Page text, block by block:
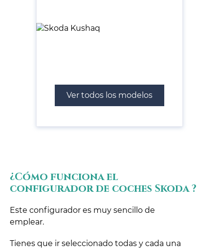
Ver todos los modelos
¿Cómo funciona el
configurador de coches Skoda ?
Este configurador es muy sencillo de
emplear.
Tienes que ir seleccionado todas y cada una